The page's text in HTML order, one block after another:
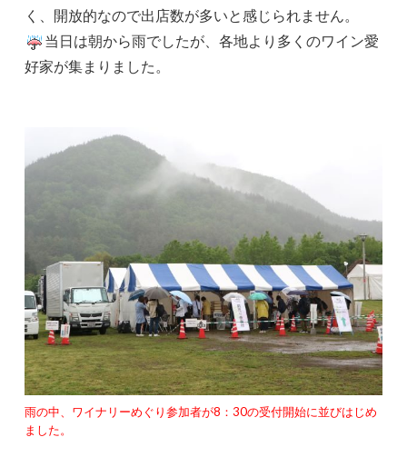
く、開放的なので出店数が多いと感じられません。
当日は朝から雨でしたが、各地より多くのワイン愛
好家が集まりました。
雨の中、ワイナリーめぐり参加者が8：30の受付開始に並びはじめ
ました。